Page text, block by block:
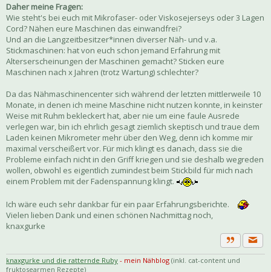
Daher meine Fragen:
Wie steht's bei euch mit Mikrofaser- oder Viskosejerseys oder 3 Lagen
Cord? Nähen eure Maschinen das einwandfrei?
Und an die Langzeitbesitzer*innen diverser Näh- und v.a.
Stickmaschinen: hat von euch schon jemand Erfahrung mit
Alterserscheinungen der Maschinen gemacht? Sticken eure
Maschinen nach x Jahren (trotz Wartung) schlechter?
Da das Nähmaschinencenter sich während der letzten mittlerweile 10
Monate, in denen ich meine Maschine nicht nutzen konnte, in keinster
Weise mit Ruhm bekleckert hat, aber nie um eine faule Ausrede
verlegen war, bin ich ehrlich gesagt ziemlich skeptisch und traue dem
Laden keinen Mikrometer mehr über den Weg, denn ich komme mir
maximal verscheißert vor. Für mich klingt es danach, dass sie die
Probleme einfach nicht in den Griff kriegen und sie deshalb wegreden
wollen, obwohl es eigentlich zumindest beim Stickbild für mich nach
einem Problem mit der Fadenspannung klingt.
Ich wäre euch sehr dankbar für ein paar Erfahrungsberichte.
Vielen lieben Dank und einen schönen Nachmittag noch,
knaxgurke
Zitat
knaxgurke und die ratternde Ruby - mein Nähblog (inkl. cat-content und
fruktosearmen Rezepte)